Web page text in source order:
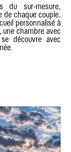
du sur-mesure,
de chaque couple.
personnalisé à
une chambre avec
découvre avec